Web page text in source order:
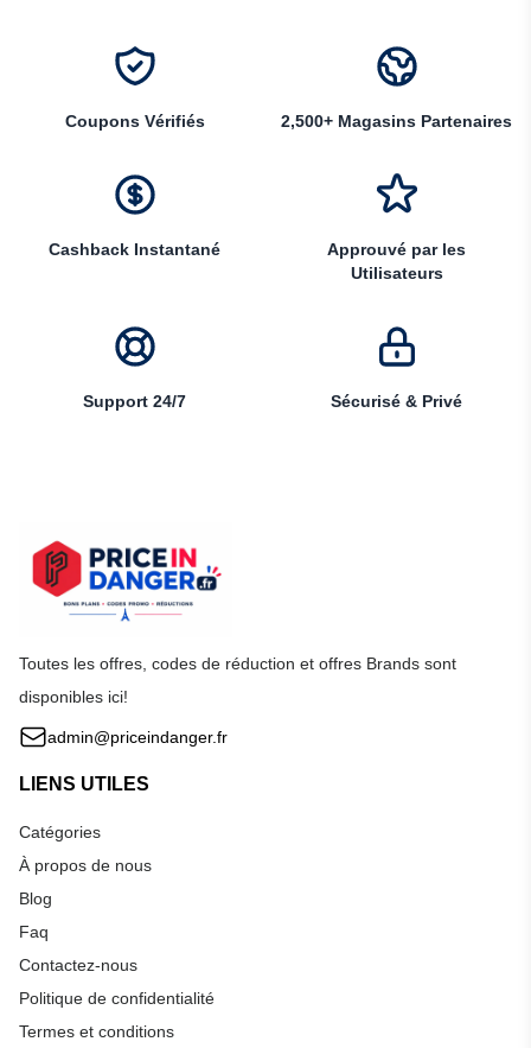
Coupons Vérifiés 2,500+ Magasins Partenaires
Cashback Instantané
Approuvé par les
Utilisateurs
Support 24/7 Sécurisé & Privé
Toutes les offres, codes de réduction et offres Brands sont
disponibles ici!
admin@priceindanger.fr
LIENS UTILES
Catégories
À propos de nous
Blog
Faq
Contactez-nous
Politique de confidentialité
Termes et conditions